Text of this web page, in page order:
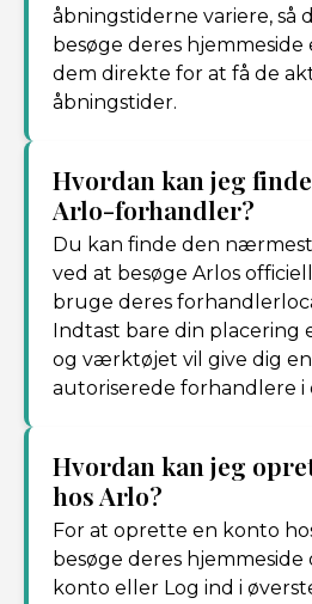
åbningstiderne variere, så
besøge deres
dem direkte for at få de
åbningstider.
Hvordan kan jeg
Arlo-forhandler?
Du kan finde den
ved at besøge Arlos
bruge deres
Indtast bare din placering
og værktøjet vil give dig
autoriserede forhandlere i
Hvordan kan jeg
hos Arlo?
For at oprette en konto
besøge deres
konto eller Log ind i